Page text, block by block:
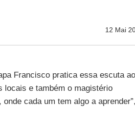
12 Mai
Francisco pratica essa escuta ao
e também o magistério
cada um tem algo a aprender”,